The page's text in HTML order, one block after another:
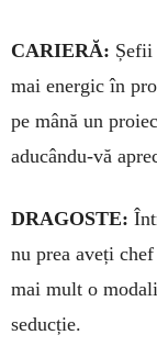
CARIERĂ: Șefii
mai energic în
pe mână un
aducându-vă
DRAGOSTE:
nu prea aveți
mai mult o
seducție.